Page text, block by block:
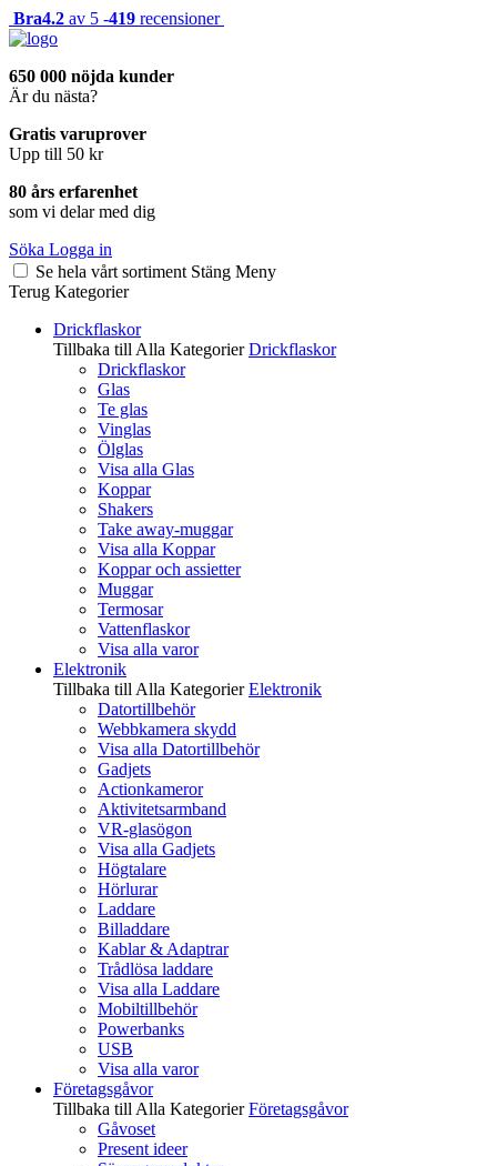
Bra4.2 av 5 -419 recensioner
650 000 nöjda kunder
Är du nästa?
Gratis varuprover
Upp till 50 kr
80 års erfarenhet
som vi delar med dig
Söka Logga in
Se hela vårt sortiment Stäng Meny
Terug Kategorier
Drickflaskor
Tillbaka till Alla Kategorier Drickflaskor
Drickflaskor
Glas
Te glas
Vinglas
Ölglas
Visa alla Glas
Koppar
Shakers
Take away-muggar
Visa alla Koppar
Koppar och assietter
Muggar
Termosar
Vattenflaskor
Visa alla varor
Elektronik
Tillbaka till Alla Kategorier Elektronik
Datortillbehör
Webbkamera skydd
Visa alla Datortillbehör
Gadjets
Actionkameror
Aktivitetsarmband
VR-glasögon
Visa alla Gadjets
Högtalare
Hörlurar
Laddare
Billaddare
Kablar & Adaptrar
Trådlösa laddare
Visa alla Laddare
Mobiltillbehör
Powerbanks
USB
Visa alla varor
Företagsgåvor
Tillbaka till Alla Kategorier Företagsgåvor
Gåvoset
Present ideer